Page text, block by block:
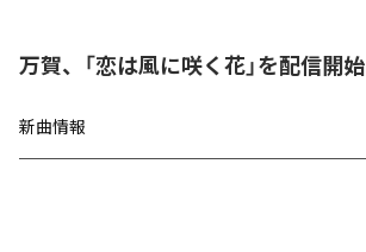
万賀、「恋は風に咲く花」を配信開始
新曲情報